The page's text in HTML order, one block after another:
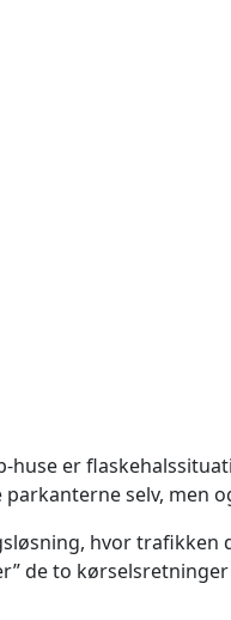
huse er
selv, men
hvor
de to